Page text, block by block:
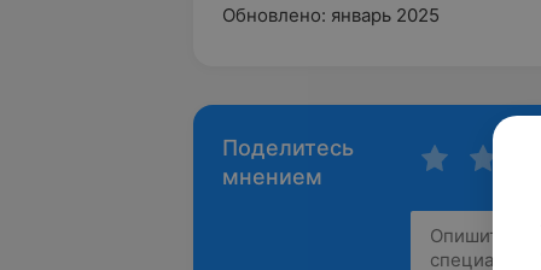
Обновлено: январь 2025
Поделитесь
мнением